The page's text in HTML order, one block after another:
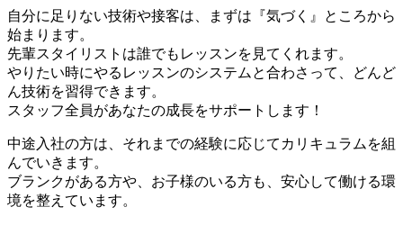
自分に足りない技術や接客は、まずは『気づく』ところから
始まります。
先輩スタイリストは誰でもレッスンを見てくれます。
やりたい時にやるレッスンのシステムと合わさって、どんど
ん技術を習得できます。
スタッフ全員があなたの成長をサポートします！
中途入社の方は、それまでの経験に応じてカリキュラムを組
んでいきます。
ブランクがある方や、お子様のいる方も、安心して働ける環
境を整えています。